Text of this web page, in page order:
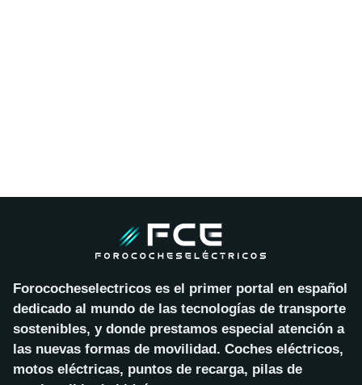
Forococheselectricos es el primer portal en español
dedicado al mundo de las tecnologías de transporte
sostenibles, y donde prestamos especial atención a
las nuevas formas de movilidad. Coches eléctricos,
motos eléctricas, puntos de recarga, pilas de